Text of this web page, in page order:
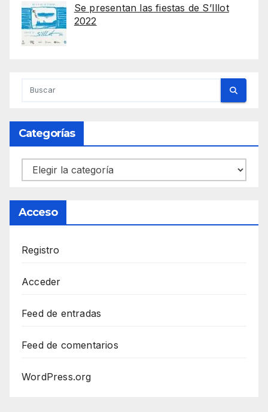
Se presentan las fiestas de S’Illot
2022
Categorías
Categorías
Acceso
Registro
Acceder
Feed de entradas
Feed de comentarios
WordPress.org